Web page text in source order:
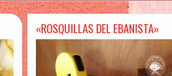
«ROSQUILLAS DEL EBANISTA»